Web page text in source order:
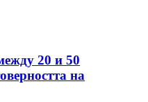
20 и 50
на